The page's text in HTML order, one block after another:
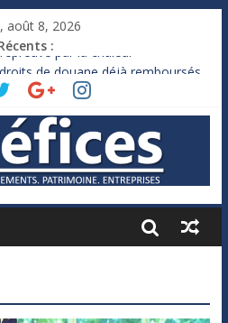
août 8, 2026
:
par la chaleur
de douane déjà remboursés
recule sur l’impôt
ne touche presque rien
l’étranger